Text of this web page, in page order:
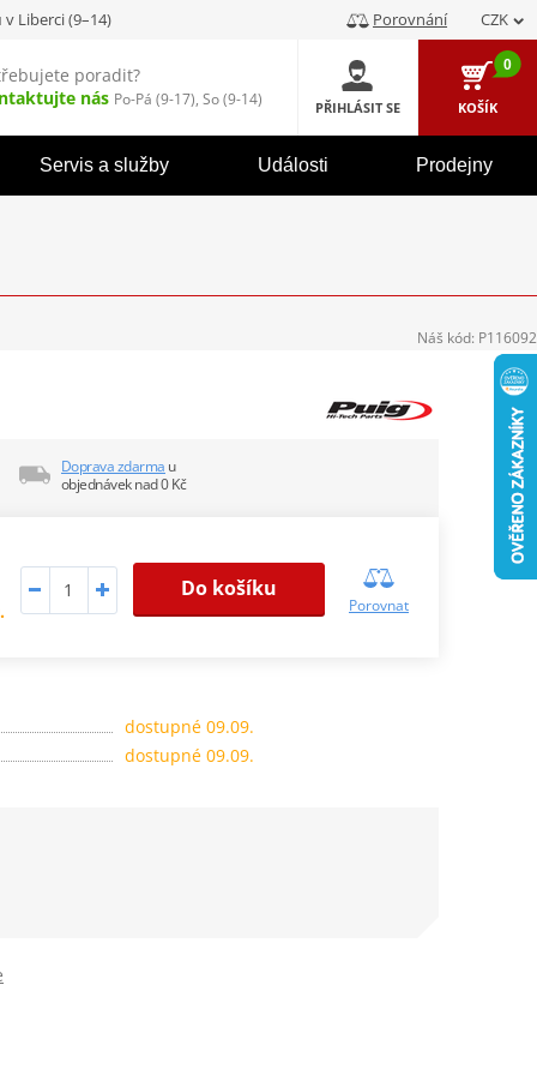
v Liberci (9–14) Porovnání CZK
poradit?
nás Po-Pá (9-17), So (9-14) PŘIHLÁSIT SE
0
KOŠÍK
Servis a služby Události Prodejny
Doprava zdarma u
objednávek nad 0 Kč
Do košíku
Porovnat
dostupné 09.09.
dostupné 09.09.
Náš kód: P116092